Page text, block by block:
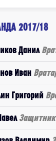
2017/18
Данил
Иван
Григорий
Защитник